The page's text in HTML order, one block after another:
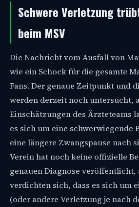
Schwere Verletzung
beim MSV
Die Nachricht vom Ausfall von
wie ein Schock für die gesamte
Fans. Der genaue Zeitpunkt und
werden derzeit noch untersucht,
Einschätzungen des Ärzteteams
es sich um eine schwerwiegende
eine längere Zwangspause nach
Verein hat noch keine offizielle
genauen Diagnose veröffentlicht,
verdichten sich, dass es sich um
(oder andere Verletzung je nach